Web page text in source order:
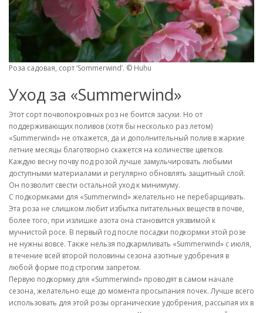
Роза садовая, сорт ‘Sommerwind’. © Huhu
Уход за «Summerwind»
Этот сорт почвопокровных роз не боится засухи. Но от
поддерживающих поливов (хотя бы несколько раз летом)
«Summerwind» не откажется, да и дополнительный полив в жаркие
летние месяцы благотворно скажется на количестве цветков.
Каждую весну почву под розой лучше замульчировать любыми
доступными материалами и регулярно обновлять защитный слой.
Он позволит свести остальной уход к минимуму.
С подкормками для «Summerwind» желательно не перебарщивать.
Эта роза не слишком любит избытка питательных веществ в почве,
более того, при излишке азота она становится уязвимой к
мучнистой росе. В первый год после посадки подкормки этой розе
не нужны вовсе. Также нельзя подкармливать «Summerwind» с июля,
в течение всей второй половины сезона азотные удобрения в
любой форме под строгим запретом.
Первую подкормку для «Summerwind» проводят в самом начале
сезона, желательно еще до момента просыпания почек. Лучше всего
использовать для этой розы органические удобрения, рассыпая их в